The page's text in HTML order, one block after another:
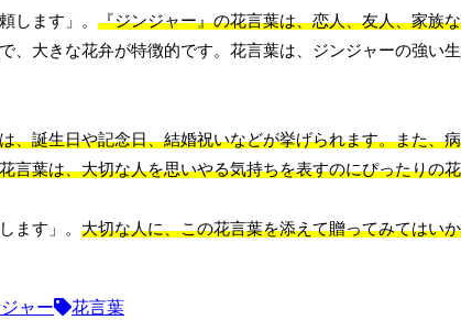
します」。 『ジンジャー』の花言葉は、恋人、友人、家族
、大きな花弁が特徴的です。花言葉は、ジンジャーの強い
、誕生日や記念日、結婚祝いなどが挙げられます。また、
言葉は、大切な人を思いやる気持ちを表すのにぴったりの
ます」。 大切な人に、この花言葉を添えて贈ってみてはい
ャー 花言葉